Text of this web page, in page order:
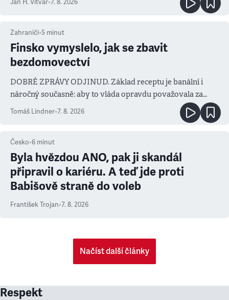
Jan H. Vitvar•7. 8. 2026
Zahraničí•5 minut
Finsko vymyslelo, jak se zbavit
bezdomovectví
DOBRÉ ZPRÁVY ODJINUD. Základ receptu je banální i
náročný současně: aby to vláda opravdu považovala za
prioritu
Tomáš Lindner•7. 8. 2026
Česko•6 minut
Byla hvězdou ANO, pak ji skandál
připravil o kariéru. A teď jde proti
Babišově straně do voleb
František Trojan•7. 8. 2026
Načíst další články
Respekt